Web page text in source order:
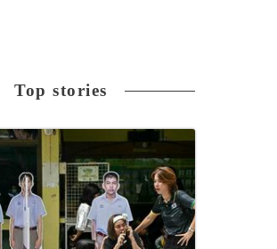
Top stories